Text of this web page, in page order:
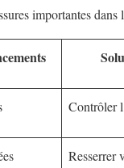
importantes dans
Contrôler
Resserrer